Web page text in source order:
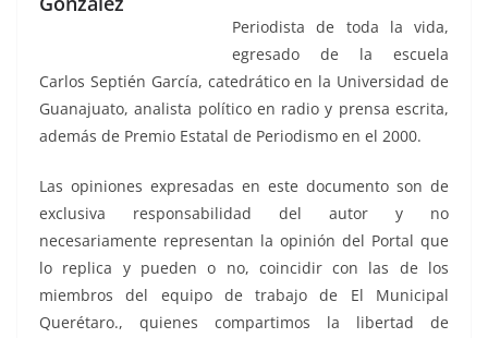
Periodista de toda la vida,
egresado de la escuela
Carlos Septién García, catedrático en la Universidad de
Guanajuato, analista político en radio y prensa escrita,
además de Premio Estatal de Periodismo en el 2000.
Las opiniones expresadas en este documento son de
exclusiva responsabilidad del autor y no
necesariamente representan la opinión del Portal que
lo replica y pueden o no, coincidir con las de los
miembros del equipo de trabajo de El Municipal
Querétaro., quienes compartimos la libertad de